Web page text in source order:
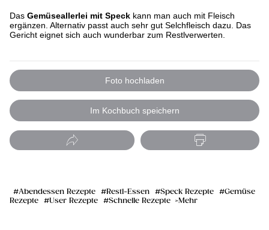
Das Gemüseallerlei mit Speck kann man auch mit Fleisch
ergänzen. Alternativ passt auch sehr gut Selchfleisch dazu. Das
Gericht eignet sich auch wunderbar zum Restlverwerten.
Foto hochladen
Im Kochbuch speichern
Abendessen Rezepte Restl-Essen Speck Rezepte
Gemüse
Rezepte
User Rezepte Schnelle Rezepte Mehr